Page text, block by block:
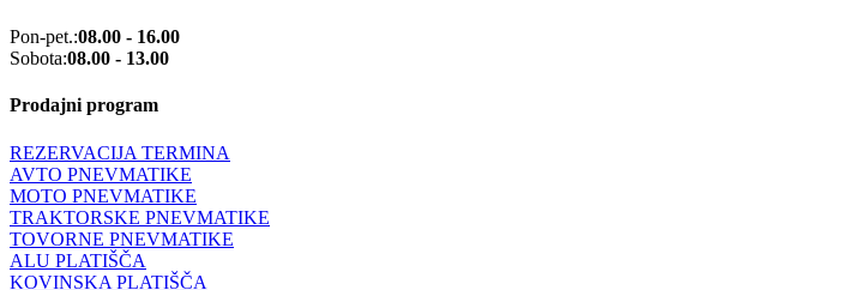
Pon-pet.:08.00 - 16.00
Sobota:08.00 - 13.00
Prodajni program
REZERVACIJA TERMINA
AVTO PNEVMATIKE
MOTO PNEVMATIKE
TRAKTORSKE PNEVMATIKE
TOVORNE PNEVMATIKE
ALU PLATIŠČA
KOVINSKA PLATIŠČA